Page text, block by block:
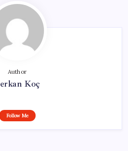
Author
Koç
Follow Me